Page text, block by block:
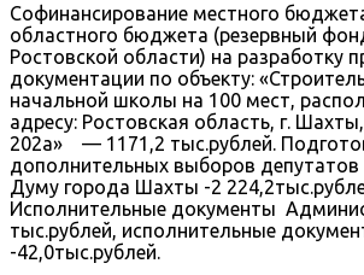
Софинансирование местного
областного бюджета (резервный
Ростовской области) на разработку
документации по объекту:
начальной школы на 100 мест,
адресу: Ростовская область, г.
202а» — 1171,2 тыс.рублей.
дополнительных выборов депутатов
Думу города Шахты -2
Исполнительные документы
тыс.рублей, исполнительные
-42,0тыс.рублей.